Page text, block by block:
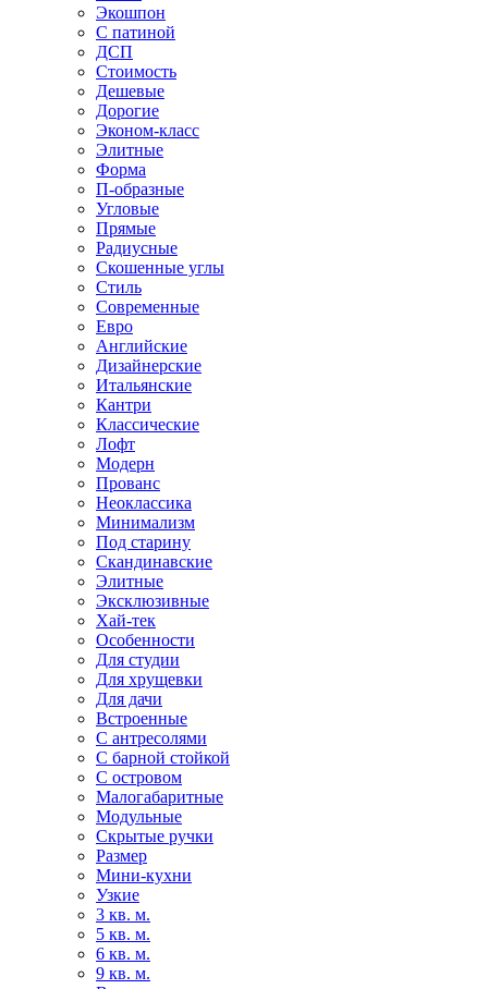
Экошпон
С патиной
ДСП
Стоимость
Дешевые
Дорогие
Эконом-класс
Элитные
Форма
П-образные
Угловые
Прямые
Радиусные
Скошенные углы
Стиль
Современные
Евро
Английские
Дизайнерские
Итальянские
Кантри
Классические
Лофт
Модерн
Прованс
Неоклассика
Минимализм
Под старину
Скандинавские
Элитные
Эксклюзивные
Хай-тек
Особенности
Для студии
Для хрущевки
Для дачи
Встроенные
С антресолями
С барной стойкой
С островом
Малогабаритные
Модульные
Скрытые ручки
Размер
Мини-кухни
Узкие
3 кв. м.
5 кв. м.
6 кв. м.
9 кв. м.